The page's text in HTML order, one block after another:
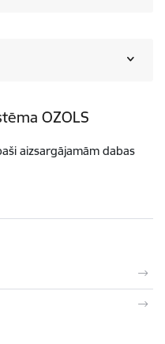
OZOLS
aizsargājamām dabas